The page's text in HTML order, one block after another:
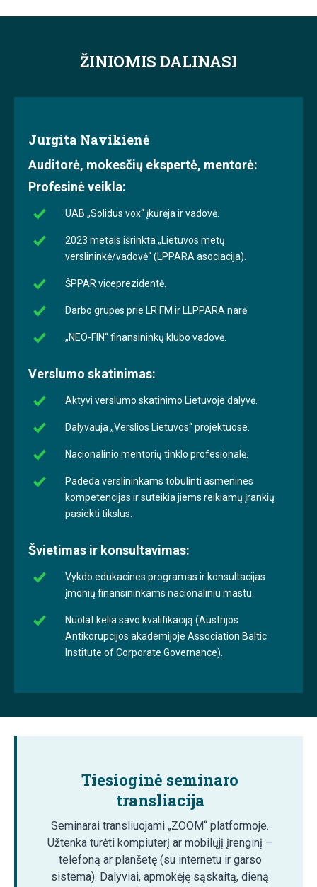
ŽINIOMIS DALINASI
Jurgita Navikienė
Auditorė, mokesčių ekspertė, mentorė:
Profesinė veikla:
UAB „Solidus vox“ įkūrėja ir vadovė.
2023 metais išrinkta „Lietuvos metų
verslininkė/vadovė“ (LPPARA asociacija).
ŠPPAR viceprezidentė.
Darbo grupės prie LR FM ir LLPPARA narė.
„NEO-FIN“ finansininkų klubo vadovė.
Verslumo skatinimas:
Aktyvi verslumo skatinimo Lietuvoje dalyvė.
Dalyvauja „Verslios Lietuvos“ projektuose.
Nacionalinio mentorių tinklo profesionalė.
Padeda verslininkams tobulinti asmenines
kompetencijas ir suteikia jiems reikiamų įrankių
pasiekti tikslus.
Švietimas ir konsultavimas:
Vykdo edukacines programas ir konsultacijas
įmonių finansininkams nacionaliniu mastu.
Nuolat kelia savo kvalifikaciją (Austrijos
Antikorupcijos akademijoje Association Baltic
Institute of Corporate Governance).
Tiesioginė seminaro
transliacija
Seminarai transliuojami „ZOOM“ platformoje.
Užtenka turėti kompiuterį ar mobilųjį įrenginį –
telefoną ar planšetę (su internetu ir garso
sistema). Dalyviai, apmokėję sąskaitą, dieną